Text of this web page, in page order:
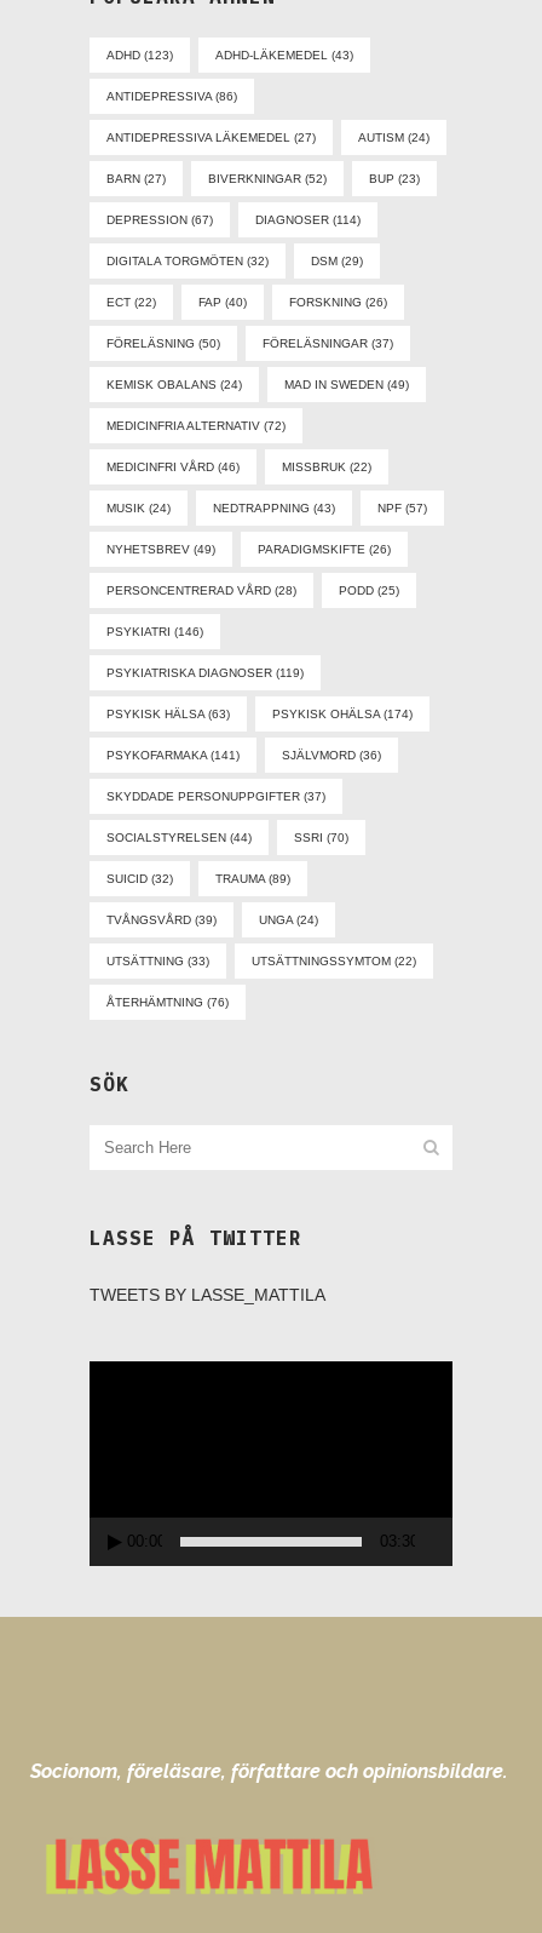
ADHD (123) ADHD-LÄKEMEDEL (43)
ANTIDEPRESSIVA (86)
ANTIDEPRESSIVA LÄKEMEDEL (27) AUTISM (24)
BARN (27) BIVERKNINGAR (52) BUP (23)
DEPRESSION (67) DIAGNOSER (114)
DIGITALA TORGMÖTEN (32) DSM (29)
ECT (22) FAP (40) FORSKNING (26)
FÖRELÄSNING (50) FÖRELÄSNINGAR (37)
KEMISK OBALANS (24) MAD IN SWEDEN (49)
MEDICINFRIA ALTERNATIV (72)
MEDICINFRI VÅRD (46) MISSBRUK (22)
MUSIK (24) NEDTRAPPNING (43) NPF (57)
NYHETSBREV (49) PARADIGMSKIFTE (26)
PERSONCENTRERAD VÅRD (28) PODD (25)
PSYKIATRI (146)
PSYKIATRISKA DIAGNOSER (119)
PSYKISK HÄLSA (63) PSYKISK OHÄLSA (174)
PSYKOFARMAKA (141) SJÄLVMORD (36)
SKYDDADE PERSONUPPGIFTER (37)
SOCIALSTYRELSEN (44) SSRI (70)
SUICID (32) TRAUMA (89)
TVÅNGSVÅRD (39) UNGA (24)
UTSÄTTNING (33) UTSÄTTNINGSSYMTOM (22)
ÅTERHÄMTNING (76)
SÖK
LASSE PÅ TWITTER
TWEETS BY LASSE_MATTILA
00:00 03:30
Socionom, föreläsare, författare och opinionsbildare.